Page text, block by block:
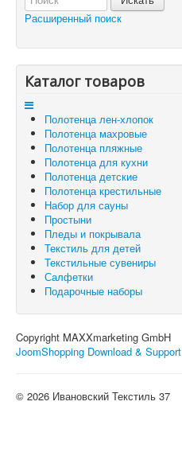
Вы здесь: Главная
Расширенный поиск
Каталог товаров
Полотенца лен-хлопок
Полотенца махровые
Полотенца пляжные
Полотенца для кухни
Полотенца детские
Полотенца крестильные
Набор для сауны
Простыни
Пледы и покрывала
Текстиль для детей
Текстильные сувениры
Салфетки
Подарочные наборы
Copyright MAXXmarketing GmbH
JoomShopping Download & Support
© 2026 Ивановский Текстиль 37